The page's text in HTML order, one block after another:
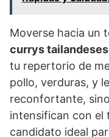
Moverse hacia un
currys tailandeses
tu repertorio de
pollo, verduras, y
reconfortante,
intensifican con el
candidato ideal